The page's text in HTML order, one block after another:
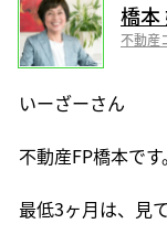
橋本
不動産
いーざーさん
不動産FP橋本です。
最低3ヶ月は、見